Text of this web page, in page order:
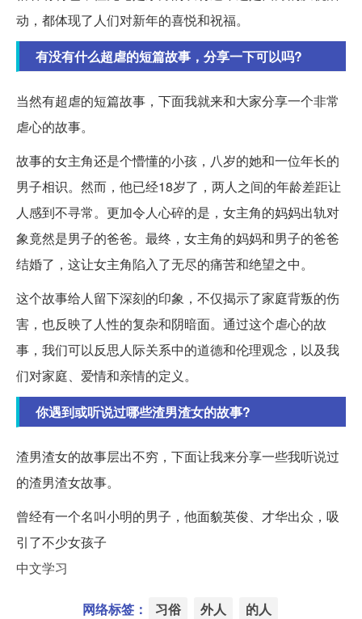
动，都体现了人们对新年的喜悦和祝福。
有没有什么超虐的短篇故事，分享一下可以吗?
当然有超虐的短篇故事，下面我就来和大家分享一个非常
虐心的故事。
故事的女主角还是个懵懂的小孩，八岁的她和一位年长的
男子相识。然而，他已经18岁了，两人之间的年龄差距让
人感到不寻常。更加令人心碎的是，女主角的妈妈出轨对
象竟然是男子的爸爸。最终，女主角的妈妈和男子的爸爸
结婚了，这让女主角陷入了无尽的痛苦和绝望之中。
这个故事给人留下深刻的印象，不仅揭示了家庭背叛的伤
害，也反映了人性的复杂和阴暗面。通过这个虐心的故
事，我们可以反思人际关系中的道德和伦理观念，以及我
们对家庭、爱情和亲情的定义。
你遇到或听说过哪些渣男渣女的故事?
渣男渣女的故事层出不穷，下面让我来分享一些我听说过
的渣男渣女故事。
曾经有一个名叫小明的男子，他面貌英俊、才华出众，吸
引了不少女孩子
中文学习
网络标签： 习俗 外人 的人